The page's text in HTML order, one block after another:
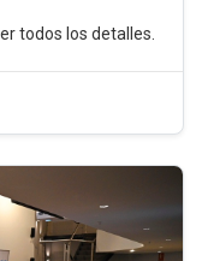
todos los detalles.